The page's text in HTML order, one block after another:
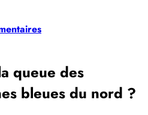
queue des
bleues du nord ?